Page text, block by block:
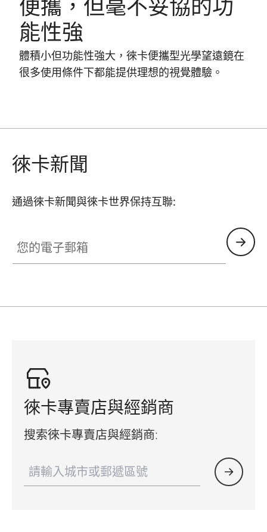
便攜，但毫不妥協的功
能性強
體積小但功能性強大，徠卡便攜型光學望遠鏡在
很多使用條件下都能提供理想的視覺體驗。
徠卡新聞
通過徠卡新聞與徠卡世界保持互聯:
徠卡專賣店與經銷商
搜索徠卡專賣店與經銷商: